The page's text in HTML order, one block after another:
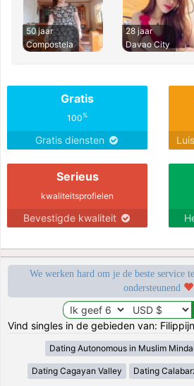
50 jaar
Compostela
28 jaar
Davao City
Gratis
100%
Gratis diensten
Serieus
kwaliteitsprofielen
Bevestigde kwaliteit
We werken hard om je de beste service
ondersteunend
Vind singles in de gebieden van:
Dating Autonomous in Muslim
Dating Cagayan Valley Dating